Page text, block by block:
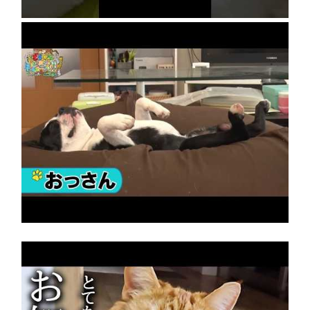
【かわいい犬のまとめ動画】おじさんみたいに
ル・テリアの赤ちゃん
2026年8月5日